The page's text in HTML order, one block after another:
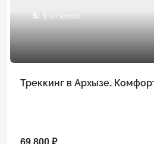
5/ 9 отзывов
Треккинг в Архызе.